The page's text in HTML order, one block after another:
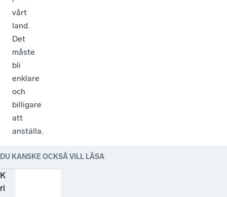
vårt
land.
Det
måste
bli
enklare
och
billigare
att
anställa.
DU KANSKE OCKSÅ VILL LÄSA
K
ri